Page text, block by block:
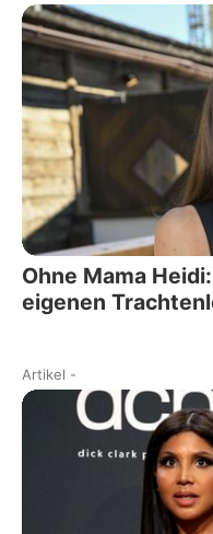
Ohne Mama
eigenen
Artikel -